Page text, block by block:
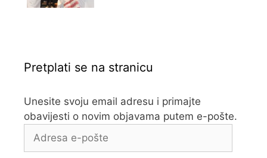
Pretplati se na stranicu
Unesite svoju email adresu i primajte
obavijesti o novim objavama putem e-pošte.
Adresa